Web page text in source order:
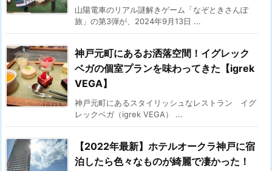
山陽電車のリアル謎解きゲーム「なぞときさんぽ
旅」の第3弾が、2024年9月13日 ...
神戸元町にあるお洒落空間！イグレック
ベガの個室プランを味わってきた【igrek
VEGA】
神戸元町にあるスタイリッシュなレストラン イグ
レックベガ（igrek VEGA） ...
【2022年最新】ホテルオークラ神戸に宿
泊したら色々なものが綺麗で凄かった！